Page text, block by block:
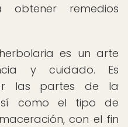
remedios
es un arte
y cuidado. Es
las partes de la
como el tipo de
con el fin